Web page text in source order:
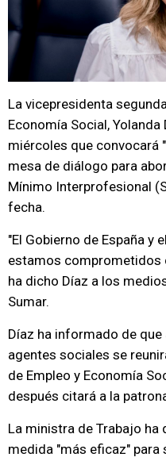
La vicepresidenta
Economía Social,
miércoles que convocará
mesa de diálogo para
Mínimo Interprofesional
fecha.
"El Gobierno de España y
estamos comprometidos
ha dicho Díaz a los
Sumar.
Díaz ha informado de
agentes sociales se
de Empleo y Economía
después citará a la
La ministra de Trabajo ha
medida "más eficaz"